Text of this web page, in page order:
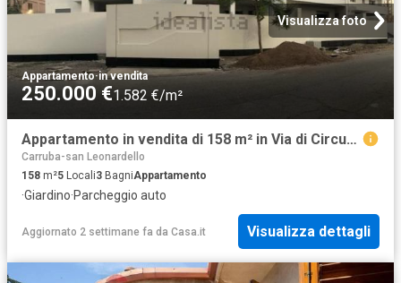
Visualizza foto
Appartamento·in vendita
250.000 €1.582 €/m²
Appartamento in vendita di 158 m² in Via di Circumvallazione
Carruba-san Leonardello
158 m²5 Locali3 BagniAppartamento
·Giardino·Parcheggio auto
Aggiornato 2 settimane fa da Casa.it Visualizza dettagli